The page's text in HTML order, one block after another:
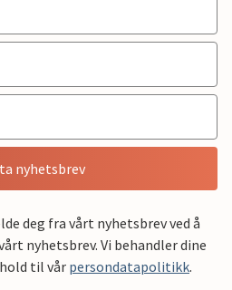
nyhetsbrev
deg fra vårt nyhetsbrev ved å
nyhetsbrev. Vi behandler dine
til vår persondatapolitikk.